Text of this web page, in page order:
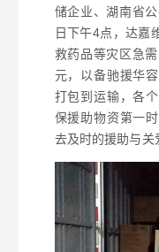
储企业、湖南省
日下午4点，达嘉
救药品等灾区急
元，以备驰援华
打包到运输，各
保援助物资第一
去及时的援助与关